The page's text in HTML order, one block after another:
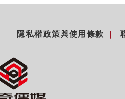
隱私權政策與使用條款